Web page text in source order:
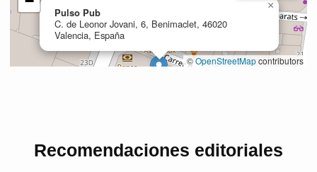
Recomendaciones editoriales